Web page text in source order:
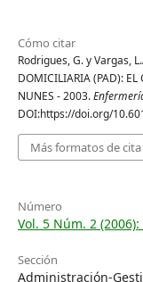
Cómo citar
Rodrigues, G. y Vargas,
DOMICILIARIA (PAD): EL
NUNES - 2003.
DOI:https://doi.org/
Más formatos de cita
Número
Vol. 5 Núm. 2
Sección
Administración-